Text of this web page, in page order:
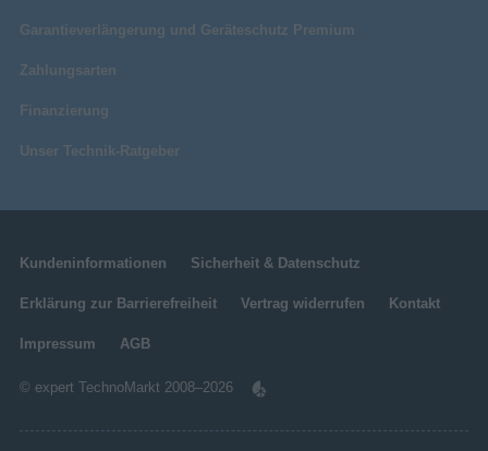
Garantieverlängerung und Geräteschutz Premium
Zahlungsarten
Finanzierung
Unser Technik-Ratgeber
Kundeninformationen Sicherheit & Datenschutz
Erklärung zur Barrierefreiheit Vertrag widerrufen Kontakt
Impressum AGB
© expert TechnoMarkt 2008–2026